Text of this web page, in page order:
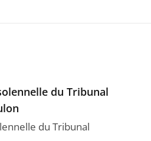
du Tribunal
du Tribunal